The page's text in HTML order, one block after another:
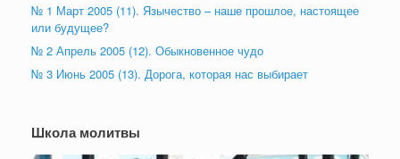
№ 1 Март 2005 (11). Язычество – наше прошлое, настоящее
или будущее?
№ 2 Апрель 2005 (12). Обыкновенное чудо
№ 3 Июнь 2005 (13). Дорога, которая нас выбирает
Школа молитвы